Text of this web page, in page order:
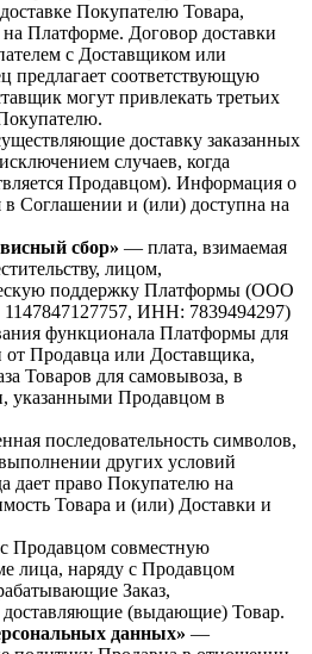
Покупателю Товара,
Платформе. Договор доставки
с Доставщиком или
предлагает соответствующую
могут привлекать третьих
доставку заказанных
случаев, когда
Продавцом). Информация о
в Соглашении и (или) доступна на
сбор» — плата, взимаемая
лицом,
поддержку Платформы (ООО
ИНН: 7839494297)
функционала Платформы для
от Продавца или Доставщика,
Товаров для самовывоза, в
указанными Продавцом в
последовательность символов,
других условий
дает право Покупателю на
Товара и (или) Доставки и
Продавцом совместную
лица, наряду с Продавцом
Заказ,
(выдающие) Товар.
данных» —